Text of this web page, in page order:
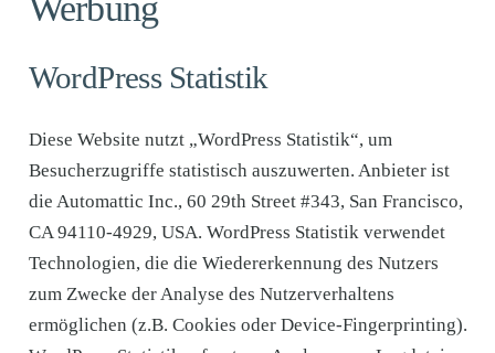
WordPress Statistik
Diese Website nutzt „WordPress Statistik“, um
Besucherzugriffe statistisch auszuwerten. Anbieter ist
die Automattic Inc., 60 29th Street #343, San Francisco,
CA 94110-4929, USA. WordPress Statistik verwendet
Technologien, die die Wiedererkennung des Nutzers
zum Zwecke der Analyse des Nutzerverhaltens
ermöglichen (z.B. Cookies oder Device-Fingerprinting).